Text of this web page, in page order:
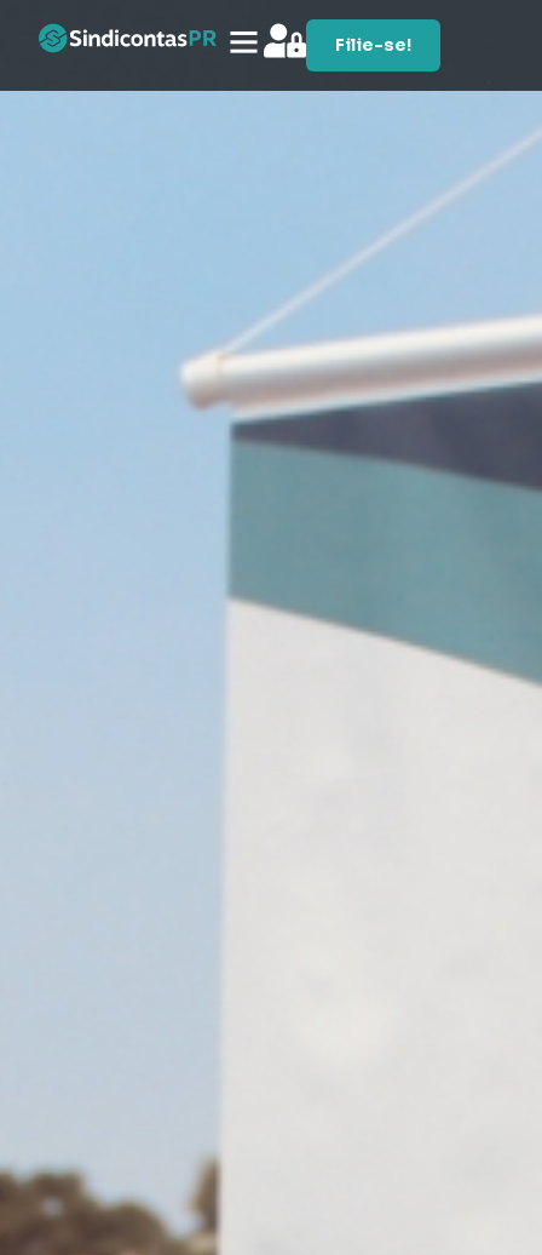
Filie-se!